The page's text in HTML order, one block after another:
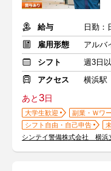
給与
雇用形態
アルバ
シフト
週3日
アクセス
横浜駅
あと3日
大学生歓迎 副業・Ｗワ
シフト自由・自己申告
シンテイ警備株式会社 横浜